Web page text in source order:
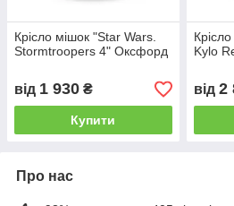
Крісло мішок "Star Wars.
Stormtroopers 4" Оксфорд
від 1 930 ₴
Купити
Kylo
від 2
Про нас